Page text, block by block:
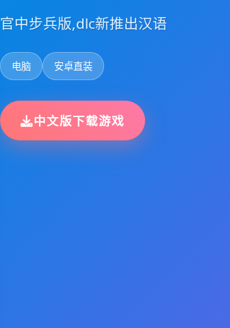
官中步兵版,dlc新推出汉语
电脑 安卓直装
中文版下载游戏